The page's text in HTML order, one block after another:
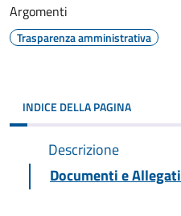
Argomenti
Trasparenza amministrativa
INDICE DELLA PAGINA
Descrizione
Documenti e Allegati